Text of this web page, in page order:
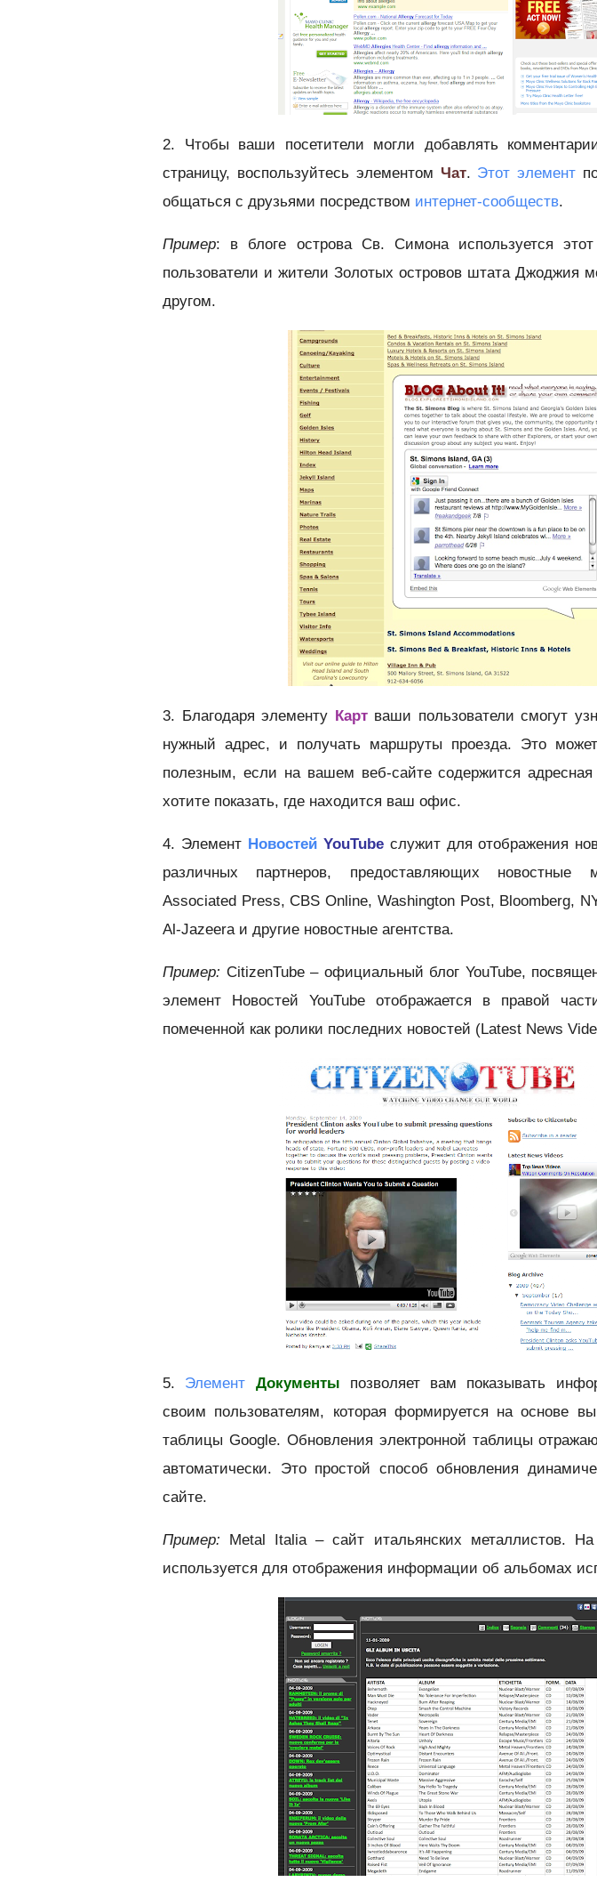
2. Чтобы ваши посетители могли добавлять
страницу, воспользуйтесь элементом Чат. Этот элемент
общаться с друзьями посредством интернет-сообществ.
Пример: в блоге острова Св. Симона используется
пользователи и жители Золотых островов штата Джоджия
другом.
3. Благодаря элементу Картваши пользователи смогут
нужный адрес, и получать маршруты проезда. Это может
полезным, если на вашем веб-сайте содержится
хотите показать, где находится ваш офис.
4. Элемент НовостейYouTube служит для отображения н
различных партнеров, предоставляющих новостные
Associated Press, CBS Online, Washington Post, Bloomberg,
Al-Jazeera и другие новостные агентства.
Пример: CitizenTube – официальный блог YouTube,
элемент Новостей YouTube отображается в правой
помеченной как ролики последних новостей (Latest News
5. Элемент Документы позволяет вам показывать
своим пользователям, которая формируется на основе
таблицы Google. Обновления электронной таблицы
автоматически. Это простой способ обновления
сайте.
Пример: Metal Italia – сайт итальянских металлистов.
используется для отображения информации об альбомах